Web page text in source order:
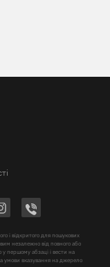
і відкритого для пошукових
незалежно від повного або
першому абзаці і вести на
умови вказування на джерело